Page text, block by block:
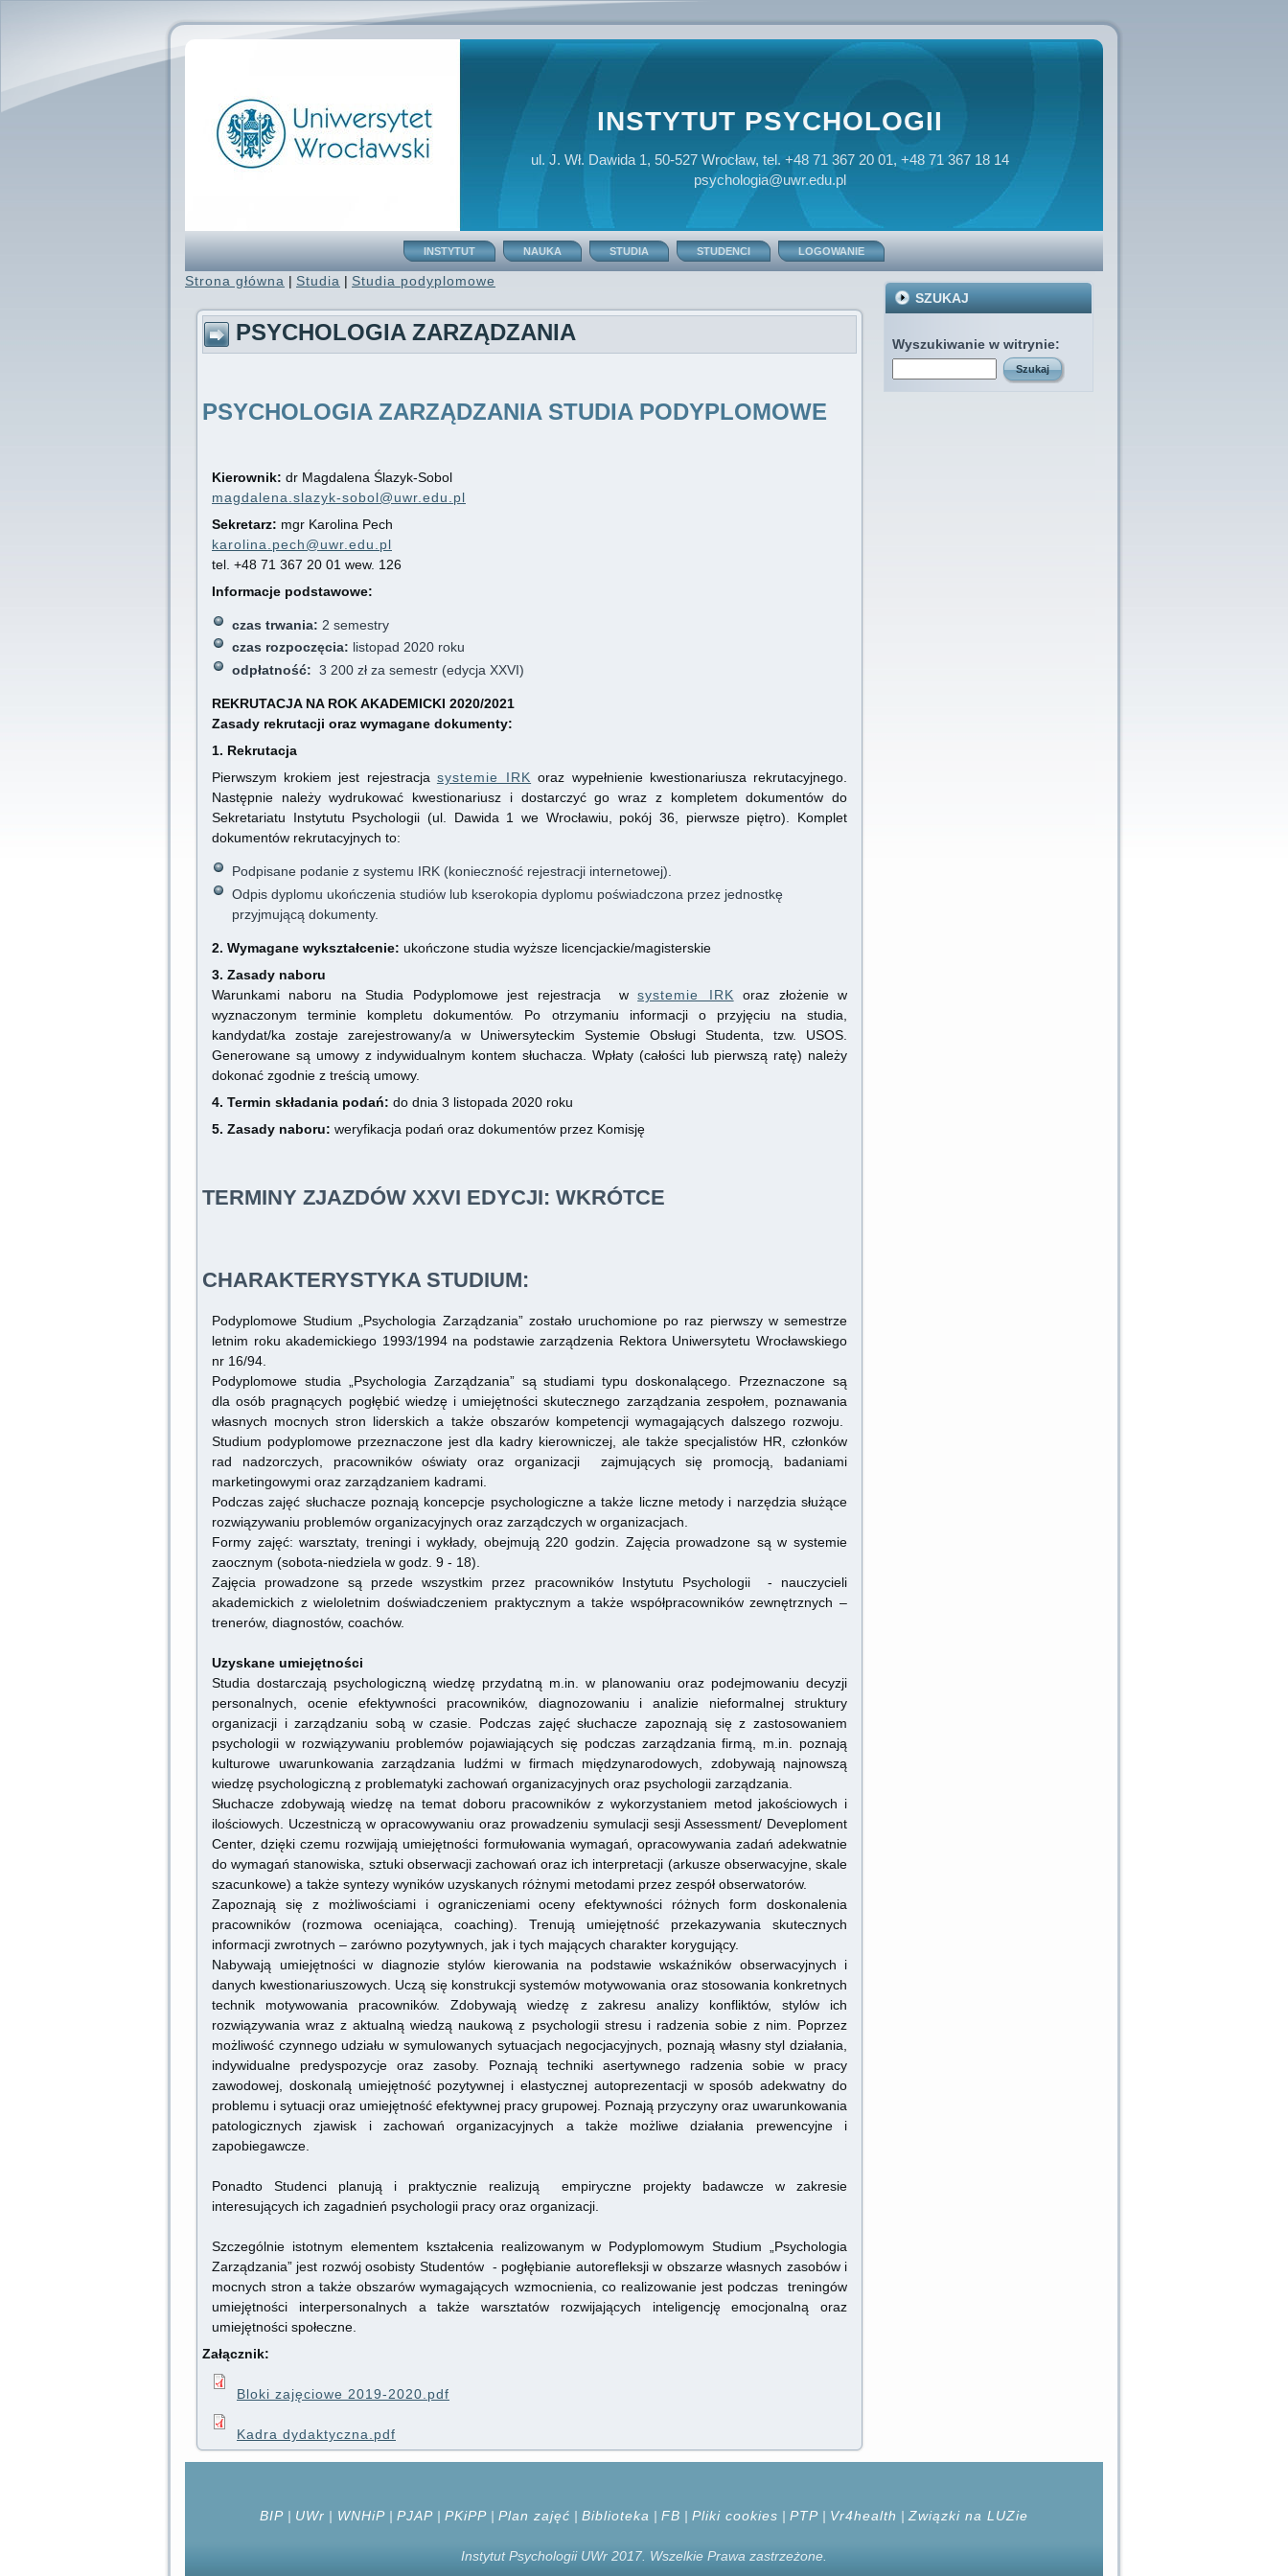
INSTYTUT PSYCHOLOGII
ul. J. Wł. Dawida 1, 50-527 Wrocław, tel. +48 71 367 20 01, +48 71 367 18 14
psychologia@uwr.edu.pl
INSTYTUT NAUKA STUDIA STUDENCI LOGOWANIE
Strona główna | Studia | Studia podyplomowe
PSYCHOLOGIA ZARZĄDZANIA
PSYCHOLOGIA ZARZĄDZANIA STUDIA PODYPLOMOWE
Kierownik: dr Magdalena Ślazyk-Sobol
magdalena.slazyk-sobol@uwr.edu.pl
Sekretarz: mgr Karolina Pech
karolina.pech@uwr.edu.pl
tel. +48 71 367 20 01 wew. 126
Informacje podstawowe:
czas trwania: 2 semestry
czas rozpoczęcia: listopad 2020 roku
odpłatność: 3 200 zł za semestr (edycja XXVI)
REKRUTACJA NA ROK AKADEMICKI 2020/2021
Zasady rekrutacji oraz wymagane dokumenty:
1. Rekrutacja
Pierwszym krokiem jest rejestracja systemie IRK oraz wypełnienie kwestionariusza rekrutacyjnego.
Następnie należy wydrukować kwestionariusz i dostarczyć go wraz z kompletem dokumentów do
Sekretariatu Instytutu Psychologii (ul. Dawida 1 we Wrocławiu, pokój 36, pierwsze piętro). Komplet
dokumentów rekrutacyjnych to:
Podpisane podanie z systemu IRK (konieczność rejestracji internetowej).
Odpis dyplomu ukończenia studiów lub kserokopia dyplomu poświadczona przez jednostkę
przyjmującą dokumenty.
2. Wymagane wykształcenie: ukończone studia wyższe licencjackie/magisterskie
3. Zasady naboru
Warunkami naboru na Studia Podyplomowe jest rejestracja wsystemie IRK oraz złożenie w
wyznaczonym terminie kompletu dokumentów. Po otrzymaniu informacji o przyjęciu na studia,
kandydat/ka zostaje zarejestrowany/a w Uniwersyteckim Systemie Obsługi Studenta, tzw. USOS.
Generowane są umowy z indywidualnym kontem słuchacza. Wpłaty (całości lub pierwszą ratę) należy
dokonać zgodnie z treścią umowy.
4. Termin składania podań: do dnia 3 listopada 2020 roku
5. Zasady naboru: weryfikacja podań oraz dokumentów przez Komisję
TERMINY ZJAZDÓW XXVI EDYCJI: WKRÓTCE
CHARAKTERYSTYKA STUDIUM:
Podyplomowe Studium „Psychologia Zarządzania” zostało uruchomione po raz pierwszy w semestrze
letnim roku akademickiego 1993/1994 na podstawie zarządzenia Rektora Uniwersytetu Wrocławskiego
nr 16/94.
Podyplomowe studia „Psychologia Zarządzania” są studiami typu doskonalącego. Przeznaczone są
dla osób pragnących pogłębić wiedzę i umiejętności skutecznego zarządzania zespołem, poznawania
własnych mocnych stron liderskich a także obszarów kompetencji wymagających dalszego rozwoju.
Studium podyplomowe przeznaczone jest dla kadry kierowniczej, ale także specjalistów HR, członków
rad nadzorczych, pracowników oświaty oraz organizacji zajmujących się promocją, badaniami
marketingowymi oraz zarządzaniem kadrami.
Podczas zajęć słuchacze poznają koncepcje psychologiczne a także liczne metody i narzędzia służące
rozwiązywaniu problemów organizacyjnych oraz zarządczych w organizacjach.
Formy zajęć: warsztaty, treningi i wykłady, obejmują 220 godzin. Zajęcia prowadzone są w systemie
zaocznym (sobota-niedziela w godz. 9 - 18).
Zajęcia prowadzone są przede wszystkim przez pracowników Instytutu Psychologii - nauczycieli
akademickich z wieloletnim doświadczeniem praktycznym a także współpracowników zewnętrznych –
trenerów, diagnostów, coachów.
Uzyskane umiejętności
Studia dostarczają psychologiczną wiedzę przydatną m.in. w planowaniu oraz podejmowaniu decyzji
personalnych, ocenie efektywności pracowników, diagnozowaniu i analizie nieformalnej struktury
organizacji i zarządzaniu sobą w czasie. Podczas zajęć słuchacze zapoznają się z zastosowaniem
psychologii w rozwiązywaniu problemów pojawiających się podczas zarządzania firmą, m.in. poznają
kulturowe uwarunkowania zarządzania ludźmi w firmach międzynarodowych, zdobywają najnowszą
wiedzę psychologiczną z problematyki zachowań organizacyjnych oraz psychologii zarządzania.
Słuchacze zdobywają wiedzę na temat doboru pracowników z wykorzystaniem metod jakościowych i
ilościowych. Uczestniczą w opracowywaniu oraz prowadzeniu symulacji sesji Assessment/ Deveploment
Center, dzięki czemu rozwijają umiejętności formułowania wymagań, opracowywania zadań adekwatnie
do wymagań stanowiska, sztuki obserwacji zachowań oraz ich interpretacji (arkusze obserwacyjne, skale
szacunkowe) a także syntezy wyników uzyskanych różnymi metodami przez zespół obserwatorów.
Zapoznają się z możliwościami i ograniczeniami oceny efektywności różnych form doskonalenia
pracowników (rozmowa oceniająca, coaching). Trenują umiejętność przekazywania skutecznych
informacji zwrotnych – zarówno pozytywnych, jak i tych mających charakter korygujący.
Nabywają umiejętności w diagnozie stylów kierowania na podstawie wskaźników obserwacyjnych i
danych kwestionariuszowych. Uczą się konstrukcji systemów motywowania oraz stosowania konkretnych
technik motywowania pracowników. Zdobywają wiedzę z zakresu analizy konfliktów, stylów ich
rozwiązywania wraz z aktualną wiedzą naukową z psychologii stresu i radzenia sobie z nim. Poprzez
możliwość czynnego udziału w symulowanych sytuacjach negocjacyjnych, poznają własny styl działania,
indywidualne predyspozycje oraz zasoby. Poznają techniki asertywnego radzenia sobie w pracy
zawodowej, doskonalą umiejętność pozytywnej i elastycznej autoprezentacji w sposób adekwatny do
problemu i sytuacji oraz umiejętność efektywnej pracy grupowej. Poznają przyczyny oraz uwarunkowania
patologicznych zjawisk i zachowań organizacyjnych a także możliwe działania prewencyjne i
zapobiegawcze.
Ponadto Studenci planują i praktycznie realizują empiryczne projekty badawcze w zakresie
interesujących ich zagadnień psychologii pracy oraz organizacji.
Szczególnie istotnym elementem kształcenia realizowanym w Podyplomowym Studium „Psychologia
Zarządzania” jest rozwój osobisty Studentów - pogłębianie autorefleksji w obszarze własnych zasobów i
mocnych stron a także obszarów wymagających wzmocnienia, co realizowanie jest podczas treningów
umiejętności interpersonalnych a także warsztatów rozwijających inteligencję emocjonalną oraz
umiejętności społeczne.
Załącznik:
Bloki zajęciowe 2019-2020.pdf
Kadra dydaktyczna.pdf
SZUKAJ
Wyszukiwanie w witrynie:
BIP | UWr | WNHiP | PJAP | PKiPP | Plan zajęć | Biblioteka | FB | Pliki cookies | PTP | Vr4health | Związki na LUZie
Instytut Psychologii UWr 2017. Wszelkie Prawa zastrzeżone.